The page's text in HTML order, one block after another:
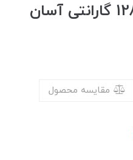
128GB Ultra 140MB/S گارانتی آسان
مقایسه محصول